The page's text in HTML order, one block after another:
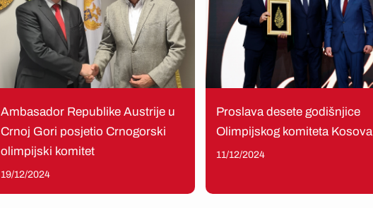
Ambasador Republike Austrije u
Crnoj Gori posjetio Crnogorski
olimpijski komitet
19/12/2024
Proslava desete godišnjice
Olimpijskog komiteta Kosova
11/12/2024